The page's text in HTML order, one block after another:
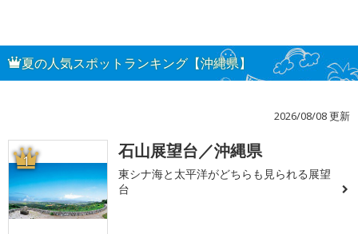
夏の人気スポットランキング【沖縄県】
2026/08/08 更新
1 石山展望台／沖縄県
東シナ海と太平洋がどちらも見られる展望
台